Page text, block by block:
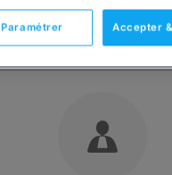
Contacter ce cabinet
Accepter
Paramétrer